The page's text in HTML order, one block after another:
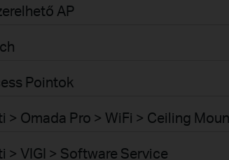
AP
Pointok
> Omada Pro > WiFi > Ceiling
> VIGI > Software Service